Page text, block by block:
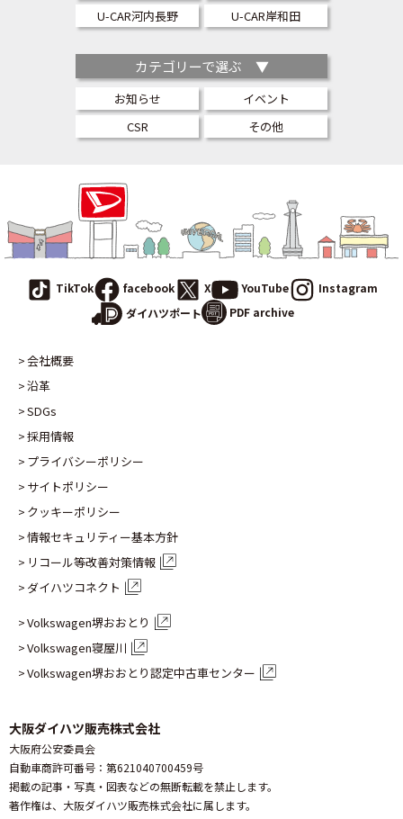
U-CAR河内長野
U-CAR岸和田
カテゴリーで選ぶ ▼
お知らせ
イベント
CSR
その他
TikTok facebook X YouTube
Instagram
ダイハツポート
PDF archive
会社概要
沿革
SDGs
採用情報
プライバシーポリシー
サイトポリシー
クッキーポリシー
情報セキュリティー基本方針
リコール等改善対策情報
ダイハツコネクト
Volkswagen堺おおとり
Volkswagen寝屋川
Volkswagen堺おおとり認定中古車センター
大阪ダイハツ販売株式会社
大阪府公安委員会
自動車商許可番号：第621040700459号
掲載の記事・写真・図表などの無断転載を禁止します。
著作権は、大阪ダイハツ販売株式会社に属します。